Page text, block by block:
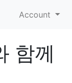
Account
함께